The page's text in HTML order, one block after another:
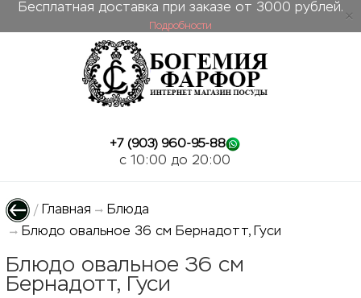
Бесплатная доставка при заказе от 3000 рублей.
Подробности
+7 (903) 960-95-88
c 10:00 до 20:00
/Главная
Блюда
Блюдо овальное 36 см Бернадотт, Гуси
Блюдо овальное 36 см
Бернадотт, Гуси